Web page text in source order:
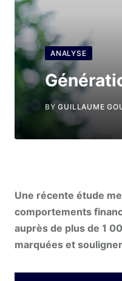
ANALYSE
BYGUILLAUME
Une récente étude
comportements
auprès de plus de 1
marquées et